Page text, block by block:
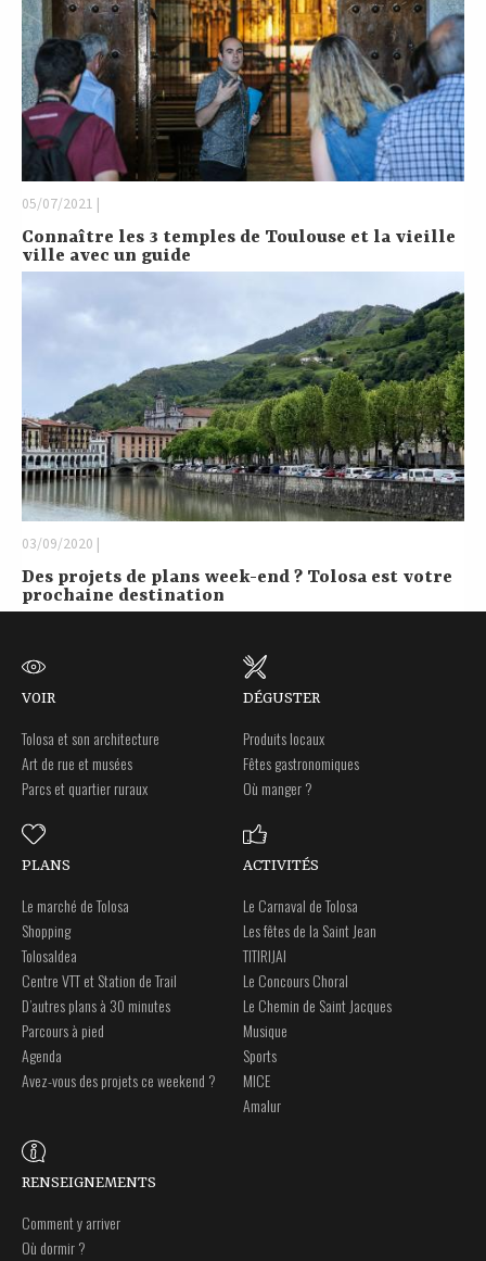
05/07/2021 |
Connaître les 3 temples de Toulouse et la vieille
ville avec un guide
03/09/2020 |
Des projets de plans week-end ? Tolosa est votre
prochaine destination
VOIR
Tolosa et son architecture
Art de rue et musées
Parcs et quartier ruraux
DÉGUSTER
Produits locaux
Fêtes gastronomiques
Où manger ?
PLANS
Le marché de Tolosa
Shopping
Tolosaldea
Centre VTT et Station de Trail
D’autres plans à 30 minutes
Parcours à pied
Agenda
Avez-vous des projets ce weekend ?
ACTIVITÉS
Le Carnaval de Tolosa
Les fêtes de la Saint Jean
TITIRIJAI
Le Concours Choral
Le Chemin de Saint Jacques
Musique
Sports
MICE
Amalur
RENSEIGNEMENTS
Comment y arriver
Où dormir ?